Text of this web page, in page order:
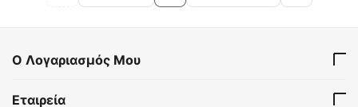
Ο Λογαριασμός Μου
Εταιρεία